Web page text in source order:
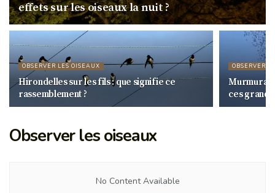
effets sur les oiseaux la nuit ?
OBSERVER LES OISEAUX
Hirondelles sur les fils : que signifie ce
rassemblement ?
OBSERVER
ces
Observer les oiseaux
No Content Available